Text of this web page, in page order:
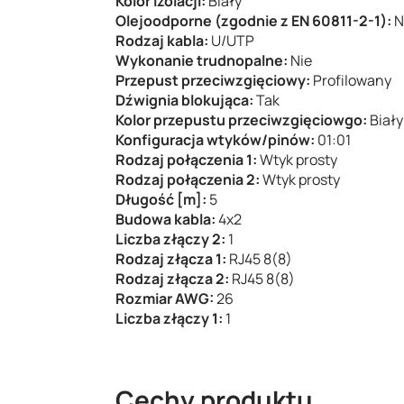
Olejoodporne (zgodnie z EN 60811-2-1):
Rodzaj kabla: U/UTP
Wykonanie trudnopalne: Nie
Przepust przeciwzgięciowy: Profilowany
Dźwignia blokująca:Tak
Kolor przepustu przeciwzgięciowgo: Biały
Konfiguracja wtyków/pinów: 01:01
Rodzaj połączenia 1:Wtyk prosty
Rodzaj połączenia 2:Wtyk prosty
Długość [m]: 5
Budowa kabla:4x2
Liczba złączy 2: 1
Rodzaj złącza 1: RJ45 8(8)
Rodzaj złącza 2: RJ45 8(8)
Rozmiar AWG:26
Liczba złączy 1: 1